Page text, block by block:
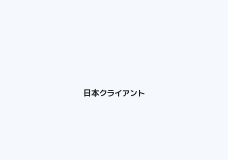
日本クライアント